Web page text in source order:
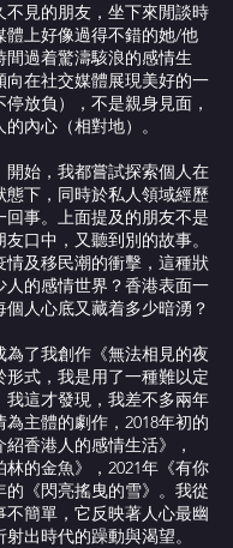
不見的朋友，坐下來閒談時
體上好像過得不錯的她/他
間過着驚濤駭浪的感情生
向在社交媒體展現美好的一
放負），不是親身見面，
內心（相對地）。
開始，我都嘗試探索個人在
態下，同時於私人領域經歷
回事。上面提及的朋友不是
口中，又聽到別的故事。
情及移民潮的衝擊，這種狀
人的感情世界？香港表面一
人心底又藏着多少暗湧？
為了我創作《無法相見的夜
形式，我是用了一種難以定
我這才發現，我差不多兩年
主體的劇作，2018年初的
紹香港人的感情生活》，
林的金魚》，2021年《有你
的《閃亮搖曳的雪》。我從
不簡單，它反映著人心最幽
出時代的躁動與渴望。